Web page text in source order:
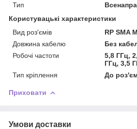
Тип
Користувацькі характеристики
Вид роз'ємів
RP SMA
Довжина кабелю
Без
Робочі частоти
5,8 ГГц,
ГГц, 3,5
Тип кріплення
До
Приховати
Умови доставки